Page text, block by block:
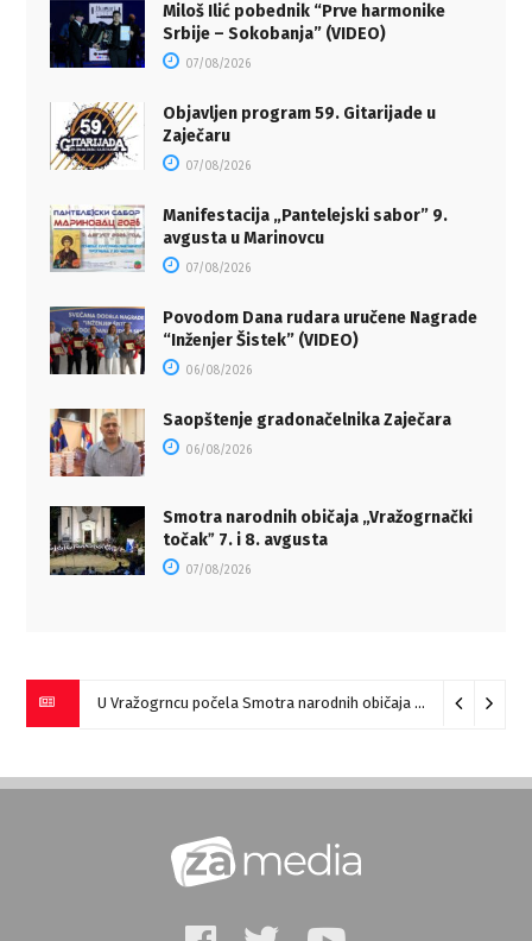
Miloš Ilić pobednik “Prve harmonike
Srbije – Sokobanja” (VIDEO)
07/08/2026
Objavljen program 59. Gitarijade u
Zaječaru
07/08/2026
Manifestacija „Pantelejski sabor” 9.
avgusta u Marinovcu
07/08/2026
Povodom Dana rudara uručene Nagrade
“Inženjer Šistek” (VIDEO)
06/08/2026
Saopštenje gradonačelnika Zaječara
06/08/2026
Smotra narodnih običaja „Vražogrnački
točakˮ 7. i 8. avgusta
07/08/2026
U Vražogrncu počela Smotra narodnih običaja „Vražogrnački točak“